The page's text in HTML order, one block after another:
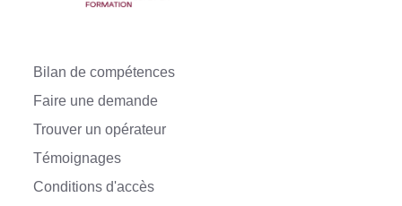
Bilan de compétences
Faire une demande
Trouver un opérateur
Témoignages
Conditions d'accès